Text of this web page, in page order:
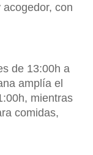
con
de 13:00h a
amplía el
mientras
comidas,